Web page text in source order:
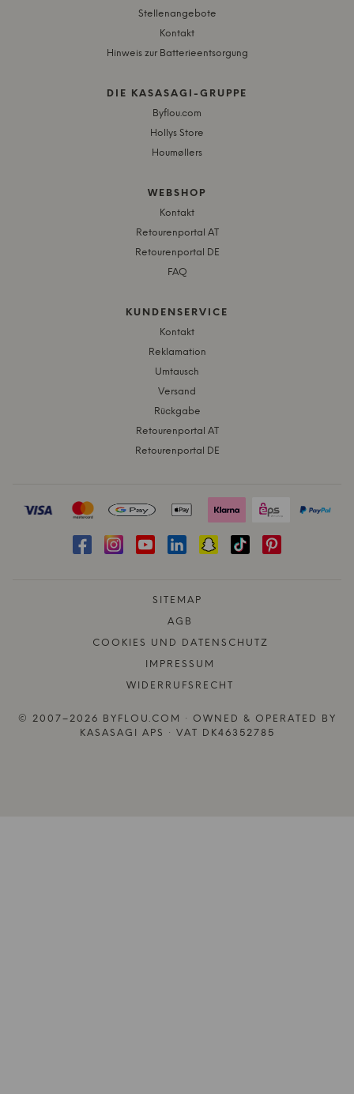
Stellenangebote
Kontakt
Hinweis zur Batterieentsorgung
DIE KASASAGI-GRUPPE
Byflou.com
Hollys Store
Houmøllers
WEBSHOP
Kontakt
Retourenportal AT
Retourenportal DE
FAQ
KUNDENSERVICE
Kontakt
Reklamation
Umtausch
Versand
Rückgabe
Retourenportal AT
Retourenportal DE
SITEMAP
AGB
COOKIES UND DATENSCHUTZ
IMPRESSUM
WIDERRUFSRECHT
© 2007–2026 BYFLOU.COM · OWNED & OPERATED BY
KASASAGI APS · VAT DK46352785